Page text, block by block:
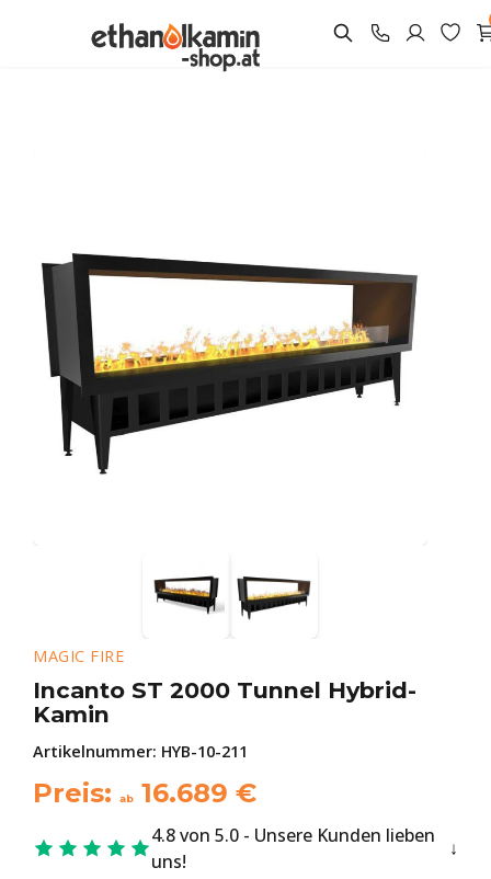
MAGIC FIRE
Incanto ST 2000 Tunnel Hybrid-
Kamin
Artikelnummer: HYB-10-211
Preis: ab 16.689 €
4.8 von 5.0 - Unsere Kunden lieben
uns!